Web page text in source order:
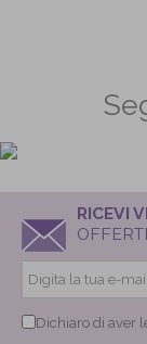
RICEVI
Dichiaro di aver